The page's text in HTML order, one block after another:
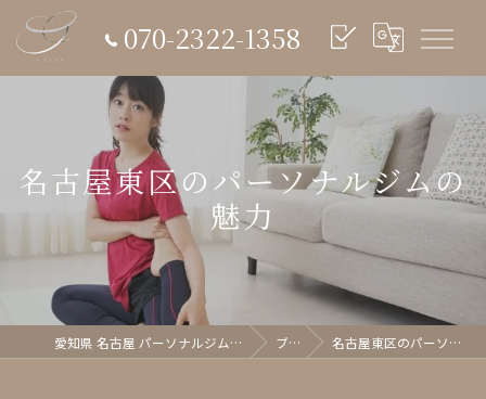
070-2322-1358
名古屋東区のパーソナルジムの
魅力
愛知県 名古屋 パーソナルジム glish《グリッシュ》 ブログ 名古屋東区のパーソナルジムの魅力